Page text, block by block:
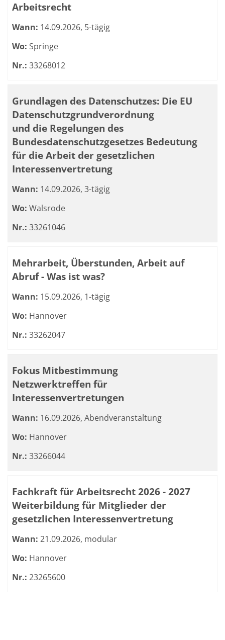
Arbeitsrecht
Wann: 14.09.2026, 5-tägig
Wo: Springe
Nr.: 33268012
Grundlagen des Datenschutzes: Die EU
Datenschutzgrundverordnung
und die Regelungen des
Bundesdatenschutzgesetzes Bedeutung
für die Arbeit der gesetzlichen
Interessenvertretung
Wann: 14.09.2026, 3-tägig
Wo: Walsrode
Nr.: 33261046
Mehrarbeit, Überstunden, Arbeit auf
Abruf - Was ist was?
Wann: 15.09.2026, 1-tägig
Wo: Hannover
Nr.: 33262047
Fokus Mitbestimmung
Netzwerktreffen für
Interessenvertretungen
Wann: 16.09.2026, Abendveranstaltung
Wo: Hannover
Nr.: 33266044
Fachkraft für Arbeitsrecht 2026 - 2027
Weiterbildung für Mitglieder der
gesetzlichen Interessenvertretung
Wann: 21.09.2026, modular
Wo: Hannover
Nr.: 23265600